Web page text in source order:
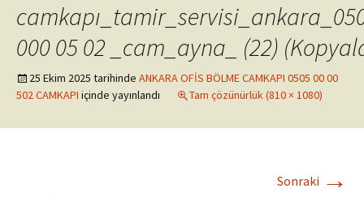
000 05 02 _cam_ayna_ (22)
25 Ekim 2025 tarihinde ANKARA OFİS BÖLME CAMKAPI 0505 00 00
502 CAMKAPI içinde yayınlandı Tam çözünürlük (810 × 1080)
Sonraki →